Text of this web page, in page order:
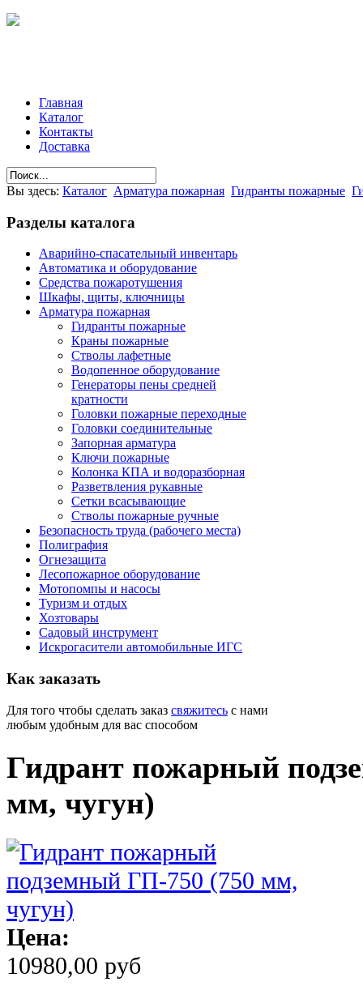
Главная
Каталог
Контакты
Доставка
Вы здесь: Каталог Арматура пожарная Гидранты пожарные
Разделы каталога
Аварийно-спасательный инвентарь
Автоматика и оборудование
Средства пожаротушения
Шкафы, щиты, ключницы
Арматура пожарная
Гидранты пожарные
Краны пожарные
Стволы лафетные
Водопенное оборудование
Генераторы пены средней
кратности
Головки пожарные переходные
Головки соединительные
Запорная арматура
Ключи пожарные
Колонка КПА и водоразборная
Разветвления рукавные
Сетки всасывающие
Стволы пожарные ручные
Безопасность труда (рабочего места)
Полиграфия
Огнезащита
Лесопожарное оборудование
Мотопомпы и насосы
Туризм и отдых
Хозтовары
Садовый инструмент
Искрогасители автомобильные ИГС
Как заказать
Для того чтобы сделать заказ свяжитесь с нами
любым удобным для вас способом
Гидрант пожарный
мм, чугун)
Цена:
10980,00 руб